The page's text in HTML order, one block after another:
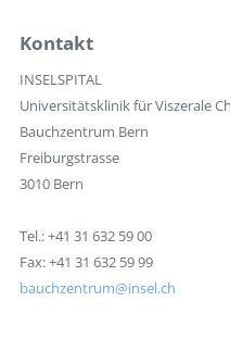
Kontakt
INSELSPITAL
Universitätsklinik für Viszerale
Bauchzentrum Bern
Freiburgstrasse
3010 Bern
Tel.: +41 31 632 59 00
Fax: +41 31 632 59 99
bauchzentrum
insel.ch